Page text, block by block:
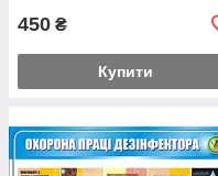
450 ₴
Купити